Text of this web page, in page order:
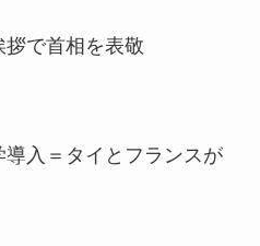
で首相を表敬
入＝タイとフランスが